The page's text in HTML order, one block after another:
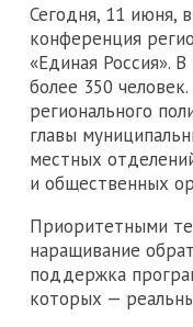
Сегодня, 11 июня,
конференция
«Единая Россия».
более 350
регионального
главы
местных
и общественных
Приоритетными
наращивание
поддержка
которых —